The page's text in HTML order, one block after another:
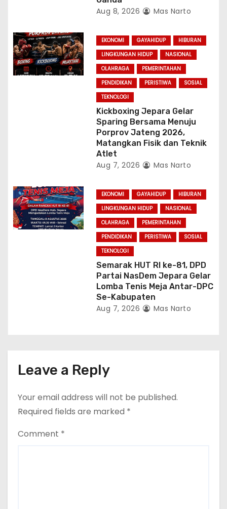
Aug 8, 2026 Mas Narto
EKONOMI GAYAHIDUP
HIBURAN
LINGKUNGAN HIDUP
NASIONAL
OLAHRAGA
PEMERINTAHAN
PENDIDIKAN
PERISTIWA
SOSIAL
TEKNOLOGI
Kickboxing Jepara Gelar
Sparing Bersama Menuju
Porprov Jateng 2026,
Matangkan Fisik dan Teknik
Atlet
Aug 7, 2026 Mas Narto
EKONOMI GAYAHIDUP
HIBURAN
LINGKUNGAN HIDUP
NASIONAL
OLAHRAGA
PEMERINTAHAN
PENDIDIKAN
PERISTIWA
SOSIAL
TEKNOLOGI
Semarak HUT RI ke-81, DPD
Partai NasDem Jepara Gelar
Lomba Tenis Meja Antar-DPC
Se-Kabupaten
Aug 7, 2026 Mas Narto
Leave a Reply
Your email address will not be published.
Required fields are marked *
Comment *